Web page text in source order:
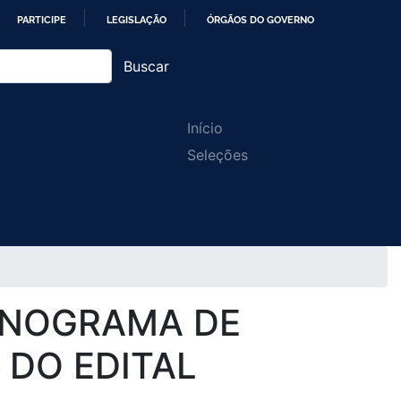
PARTICIPE LEGISLAÇÃO ÓRGÃOS DO GOVERNO
Buscar
Main
navigation
Início
Seleções
DE
EDITAL